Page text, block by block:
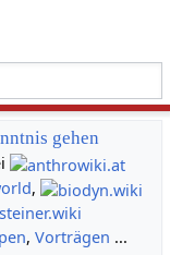
gehen
,
steiner.wiki
, Vorträgen ...